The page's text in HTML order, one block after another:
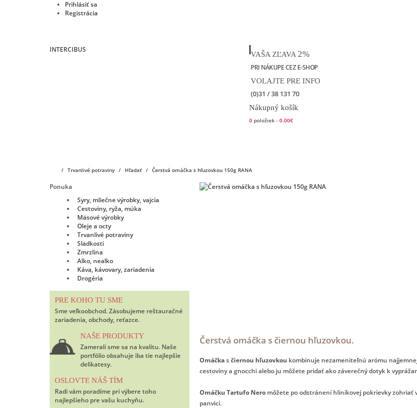
Prihlásiť sa
Registrácia
INTERCIBUS
VAŠA ZĽAVA 2%
PRI NÁKUPE CEZ E-SHOP
VOLAJTE PRE INFO
(0)31 / 38 131 70
Nákupný košík
0 položiek - 0.00€
Trvanlivé potraviny Hľadať Čerstvá omáčka s hľuzovkou 150g RANA
Ponuka
Syry, mliečne výrobky, vajcia
Cestoviny, ryža, múka
Mäsové výrobky
Oleje a octy
Trvanlivé potraviny
Sladkosti
Zmrzlina
Alko, nealko
Káva, kávovary, zariadenia
Drogéria
PRE KOHO TU SME
Sme veľkoobchod. Zásobujeme reštauračné
zariadenia, obchody, reťazce.
NAŠE PRODUKTY
Zamerali sme sa na kvalitu. Naše
portfólio obsahuje iba tie najlepšie
delikatesy.
OSLOVTE NÁŠ TÍM
Radi vám poradíme pri výbere toho
najlepšieho pre vašu kuchyňu.
Čerstvá omáčka s čiernou hľuzovkou.
Omáčkasčiernou hľuzovkou kombinuje nezameniteľnú arómu
cestoviny a gnocchi alebo ju môžete pridať ako záverečný dotyk k
Omáčku Tartufo Neromôžete po odstránení hliníkovej pokrievky zohriať
panvici.